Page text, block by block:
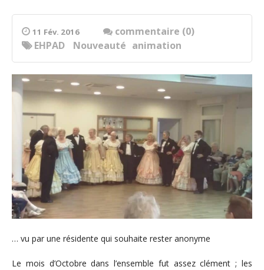
11 Fév. 2016
commentaire (0)
animation
EHPAD Nouveauté
… vu par une résidente qui souhaite rester anonyme
Le mois d’Octobre dans l’ensemble fut assez clément ; les